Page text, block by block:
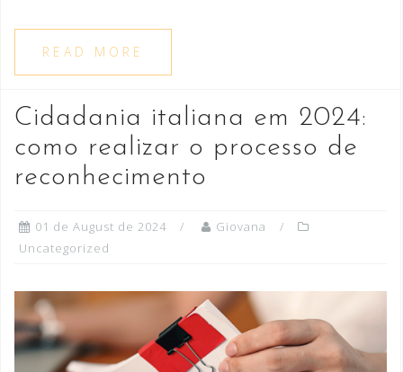
READ MORE
Cidadania italiana em 2024:
como realizar o processo de
reconhecimento
01 de August de 2024
Giovana
Uncategorized